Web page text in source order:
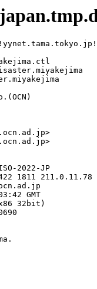
2022-JP
1811 211.0.11.78
GMT
32bit)